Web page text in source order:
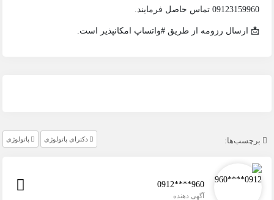
09123159960 تماس حاصل فرمایند.
📩 ارسال رزومه از طریق #واتساپ امکانپذیر است.
برچسب‌ها: دکترای پاتولوژی پاتولوژی
0912****960
آگهی دهنده